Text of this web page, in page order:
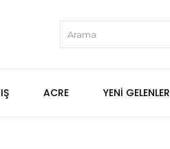
ACRE YENİ GELENLER